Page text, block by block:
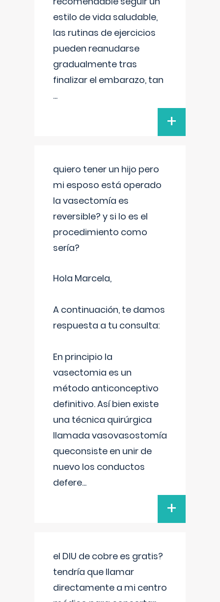
estilo de vida saludable,
las rutinas de ejercicios
pueden reanudarse
gradualmente tras
finalizar el embarazo, tan
...
+
quiero tener un hijo pero
mi esposo está operado
la vasectomía es
reversible? y si lo es el
procedimiento como
sería?
Hola Marcela,
A continuación, te damos
respuesta a tu consulta:
En principio la
vasectomia es un
método anticonceptivo
definitivo. Así bien existe
una técnica quirúrgica
llamada vasovasostomía
queconsiste en unir de
nuevo los conductos
defere...
+
el DIU de cobre es gratis?
tendría que llamar
directamente a mi centro